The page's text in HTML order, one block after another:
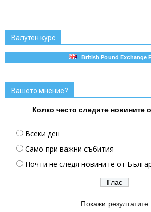
Валутен курс
British Pound Exchange
Вашето мнение?
Колко често следите новините
Всеки ден
Само при важни събития
Почти не следя новините от
Покажи резултатите